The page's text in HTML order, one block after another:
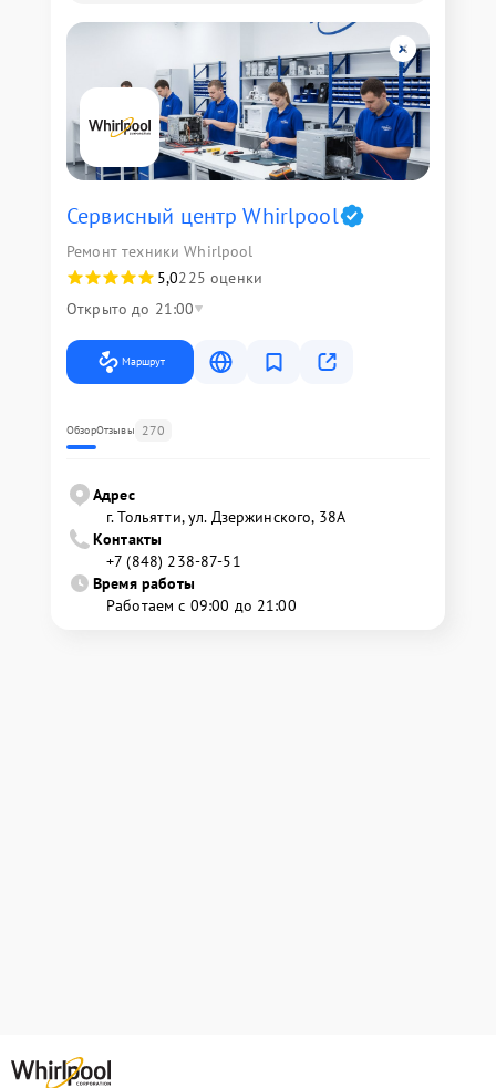
Сервисный центр Whirlpool
Ремонт техники Whirlpool
5,0225 оценки
Открыто до 21:00
Маршрут
ОбзорОтзывы 270
Адрес
г. Тольятти, ул. Дзержинского, 38А
Контакты
+7 (848) 238-87-51
Время работы
Работаем с 09:00 до 21:00